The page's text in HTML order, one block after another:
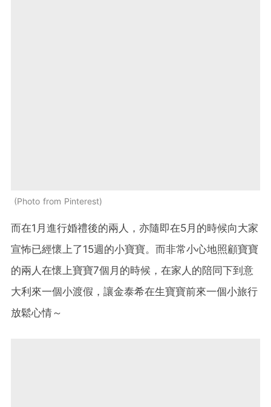
Photo from Pinterest
而在1月進行婚禮後的兩人，亦隨即在5月的時候向大家
宣怖已經懷上了15週的小寶寶。而非常小心地照顧寶寶
的兩人在懷上寶寶7個月的時候，在家人的陪同下到意
大利來一個小渡假，讓金泰希在生寶寶前來一個小旅行
放鬆心情～